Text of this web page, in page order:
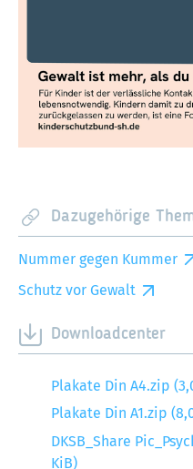
Dazugehörige
Nummer gegen Kummer
Schutz vor Gewalt
Downloadcenter
Plakate Din A4.zip
Plakate Din A1.zip
DKSB_Share
KiB)